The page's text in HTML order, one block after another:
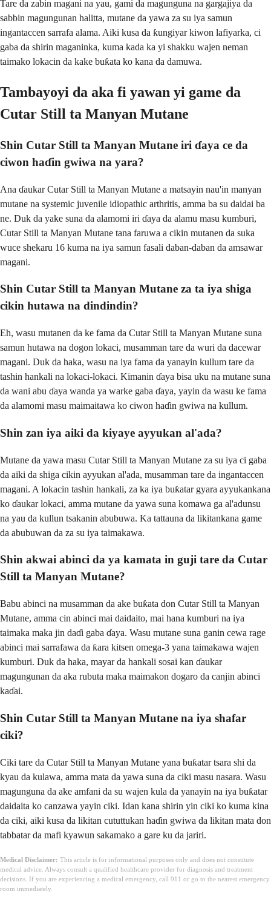
Tare da zabin magani na yau, gami da magunguna na gargajiya da
sabbin magungunan halitta, mutane da yawa za su iya samun
ingantaccen sarrafa alama. Aiki kusa da ƙungiyar kiwon lafiyarka, ci
gaba da shirin maganinka, kuma kada ka yi shakku wajen neman
taimako lokacin da kake buƙata ko kana da damuwa.
Tambayoyi da aka fi yawan yi game da
Cutar Still ta Manyan Mutane
Shin Cutar Still ta Manyan Mutane iri ɗaya ce da
ciwon haɗin gwiwa na yara?
Ana ɗaukar Cutar Still ta Manyan Mutane a matsayin nau'in manyan
mutane na systemic juvenile idiopathic arthritis, amma ba su daidai ba
ne. Duk da yake suna da alamomi iri ɗaya da alamu masu kumburi,
Cutar Still ta Manyan Mutane tana faruwa a cikin mutanen da suka
wuce shekaru 16 kuma na iya samun fasali daban-daban da amsawar
magani.
Shin Cutar Still ta Manyan Mutane za ta iya shiga
cikin hutawa na dindindin?
Eh, wasu mutanen da ke fama da Cutar Still ta Manyan Mutane suna
samun hutawa na dogon lokaci, musamman tare da wuri da dacewar
magani. Duk da haka, wasu na iya fama da yanayin kullum tare da
tashin hankali na lokaci-lokaci. Kimanin ɗaya bisa uku na mutane suna
da wani abu ɗaya wanda ya warke gaba ɗaya, yayin da wasu ke fama
da alamomi masu maimaitawa ko ciwon haɗin gwiwa na kullum.
Shin zan iya aiki da kiyaye ayyukan al'ada?
Mutane da yawa masu Cutar Still ta Manyan Mutane za su iya ci gaba
da aiki da shiga cikin ayyukan al'ada, musamman tare da ingantaccen
magani. A lokacin tashin hankali, za ka iya buƙatar gyara ayyukankana
ko ɗaukar lokaci, amma mutane da yawa suna komawa ga al'adunsu
na yau da kullun tsakanin abubuwa. Ka tattauna da likitankana game
da abubuwan da za su iya taimakawa.
Shin akwai abinci da ya kamata in guji tare da Cutar
Still ta Manyan Mutane?
Babu abinci na musamman da ake buƙata don Cutar Still ta Manyan
Mutane, amma cin abinci mai daidaito, mai hana kumburi na iya
taimaka maka jin daɗi gaba ɗaya. Wasu mutane suna ganin cewa rage
abinci mai sarrafawa da ƙara kitsen omega-3 yana taimakawa wajen
kumburi. Duk da haka, mayar da hankali sosai kan ɗaukar
magungunan da aka rubuta maka maimakon dogaro da canjin abinci
kaɗai.
Shin Cutar Still ta Manyan Mutane na iya shafar
ciki?
Ciki tare da Cutar Still ta Manyan Mutane yana buƙatar tsara shi da
kyau da kulawa, amma mata da yawa suna da ciki masu nasara. Wasu
magunguna da ake amfani da su wajen kula da yanayin na iya buƙatar
daidaita ko canzawa yayin ciki. Idan kana shirin yin ciki ko kuma kina
da ciki, aiki kusa da likitan cututtukan haɗin gwiwa da likitan mata don
tabbatar da mafi kyawun sakamako a gare ku da jariri.
Medical Disclaimer: This article is for informational purposes only and does not constitute
medical advice. Always consult a qualified healthcare provider for diagnosis and treatment
decisions. If you are experiencing a medical emergency, call 911 or go to the nearest emergency
room immediately.